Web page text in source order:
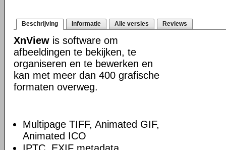
Beschrijving Informatie Alle versies Reviews
XnView is software om
afbeeldingen te bekijken, te
organiseren en te bewerken en
kan met meer dan 400 grafische
formaten overweg.
Multipage TIFF, Animated GIF,
Animated ICO